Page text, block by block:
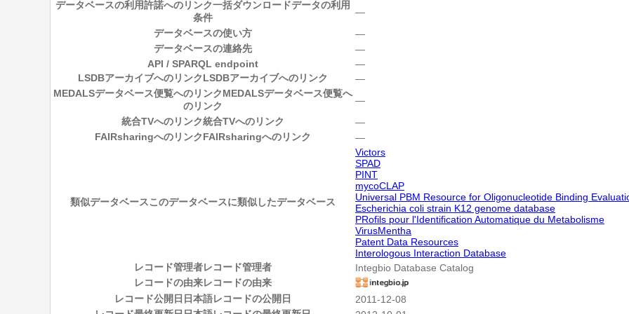
データベースの利用許諾へのリンク一括ダウンロードデータの利用
条件
―
データベースの使い方
―
データベースの連絡先
―
API / SPARQL endpoint
―
LSDBアーカイブへのリンクLSDBアーカイブへのリンク
―
MEDALSデータベース便覧へのリンクMEDALSデータベース便覧へ
のリンク
―
統合TVへのリンク統合TVへのリンク
―
FAIRsharingへのリンクFAIRsharingへのリンク ―
類似データベースこのデータベースに類似したデータベース
Victors
SPAD
PINT
mycoCLAP
Universal PBM Resource for Oligonucleotide Binding
Escherichia coli strain K12 genome database
PRofils pour l'Identification Automatique du Metabolisme
VirusMentha
Patent Data Resources
Interologous Interaction Database
レコード管理者レコード管理者
Integbio Database Catalog
レコードの由来レコードの由来
レコード公開日 日本語レコードの公開日
2011-12-08